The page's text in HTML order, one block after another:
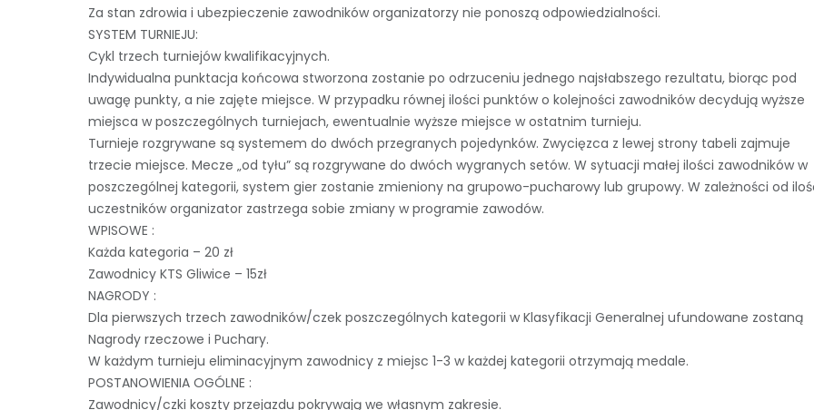
Za stan zdrowia i ubezpieczenie zawodników organizatorzy nie ponoszą odpowiedzialności.
SYSTEM TURNIEJU:
Cykl trzech turniejów kwalifikacyjnych.
Indywidualna punktacja końcowa stworzona zostanie po odrzuceniu jednego najsłabszego rezultatu, biorąc pod
uwagę punkty, a nie zajęte miejsce. W przypadku równej ilości punktów o kolejności zawodników decydują wyższe
miejsca w poszczególnych turniejach, ewentualnie wyższe miejsce w ostatnim turnieju.
Turnieje rozgrywane są systemem do dwóch przegranych pojedynków. Zwycięzca z lewej strony tabeli zajmuje
trzecie miejsce. Mecze „od tyłu” są rozgrywane do dwóch wygranych setów. W sytuacji małej ilości zawodników w
poszczególnej kategorii, system gier zostanie zmieniony na grupowo-pucharowy lub grupowy. W zależności od
uczestników organizator zastrzega sobie zmiany w programie zawodów.
WPISOWE :
Każda kategoria – 20 zł
Zawodnicy KTS Gliwice – 15zł
NAGRODY :
Dla pierwszych trzech zawodników/czek poszczególnych kategorii w Klasyfikacji Generalnej ufundowane zostaną
Nagrody rzeczowe i Puchary.
W każdym turnieju eliminacyjnym zawodnicy z miejsc 1-3 w każdej kategorii otrzymają medale.
POSTANOWIENIA OGÓLNE :
Zawodnicy/czki koszty przejazdu pokrywają we własnym zakresie.